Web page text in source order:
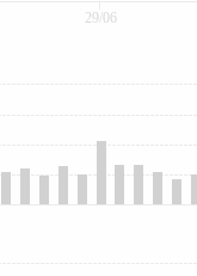
29/06